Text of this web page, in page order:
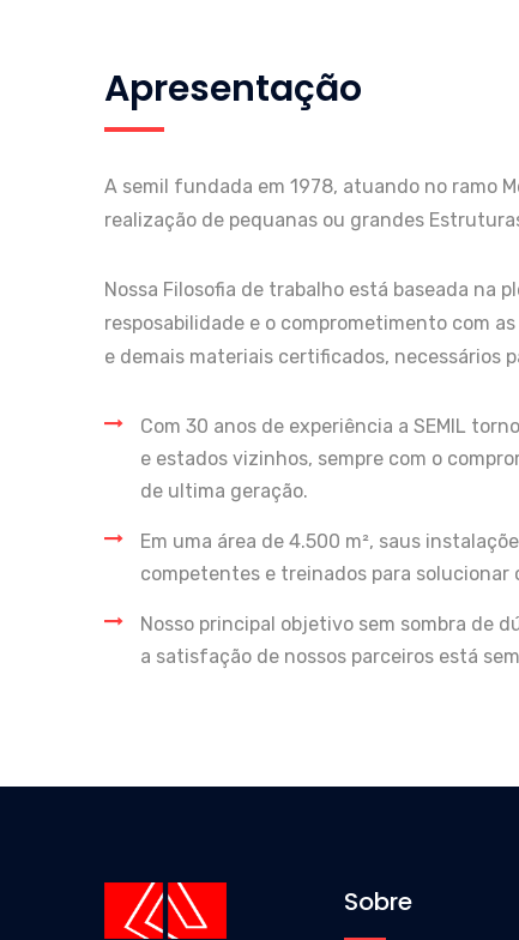
Apresentação
A semil fundada em 1978, atuando no ramo
realização de pequanas ou grandes
Nossa Filosofia de trabalho está baseada na
resposabilidade e o comprometimento com
e demais materiais certificados, necessários
Com 30 anos de experiência a SEMIL
e estados vizinhos, sempre com o
de ultima geração.
Em uma área de 4.500 m², saus
competentes e treinados para solucionar
Nosso principal objetivo sem sombra de
a satisfação de nossos parceiros está
Sobre